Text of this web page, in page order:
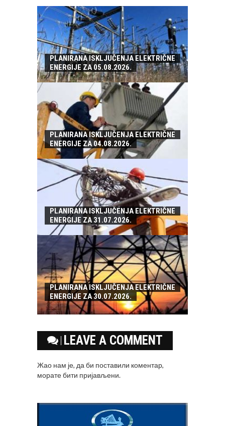
PLANIRANA ISKLJUČENJA ELEKTRIČNE
ENERGIJE ZA 05.08.2026.
PLANIRANA ISKLJUČENJA ELEKTRIČNE
ENERGIJE ZA 04.08.2026.
PLANIRANA ISKLJUČENJA ELEKTRIČNE
ENERGIJE ZA 31.07.2026.
PLANIRANA ISKLJUČENJA ELEKTRIČNE
ENERGIJE ZA 30.07.2026.
LEAVE A COMMENT
Жао нам је, да би поставили коментар,
моратебити пријављени.